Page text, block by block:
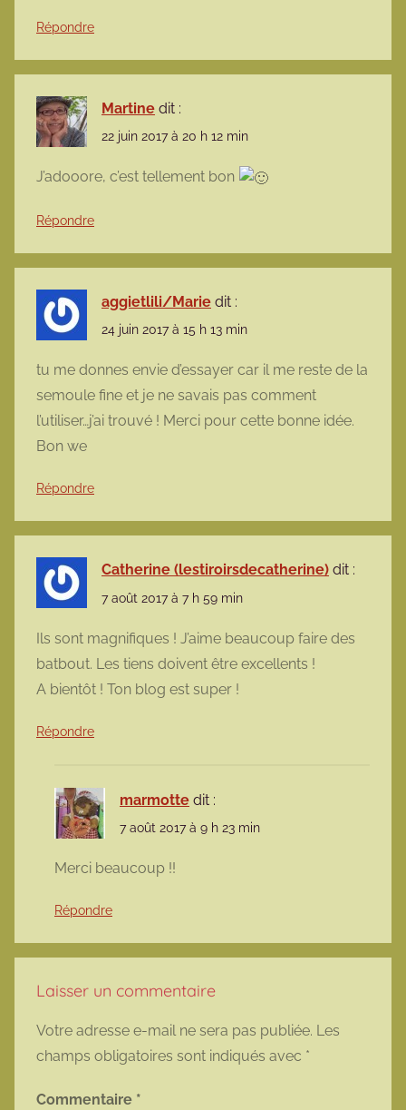
Répondre
Martine dit :
22 juin 2017 à 20 h 12 min
J’adooore, c’est tellement bon
Répondre
aggietlili/Marie dit :
24 juin 2017 à 15 h 13 min
tu me donnes envie d’essayer car il me reste de la
semoule fine et je ne savais pas comment
l’utiliser…j’ai trouvé ! Merci pour cette bonne idée.
Bon we
Répondre
Catherine (lestiroirsdecatherine) dit :
7 août 2017 à 7 h 59 min
Ils sont magnifiques ! J’aime beaucoup faire des
batbout. Les tiens doivent être excellents !
A bientôt ! Ton blog est super !
Répondre
marmotte dit :
7 août 2017 à 9 h 23 min
Merci beaucoup !!
Répondre
Laisser un commentaire
Votre adresse e-mail ne sera pas publiée. Les
champs obligatoires sont indiqués avec *
Commentaire *